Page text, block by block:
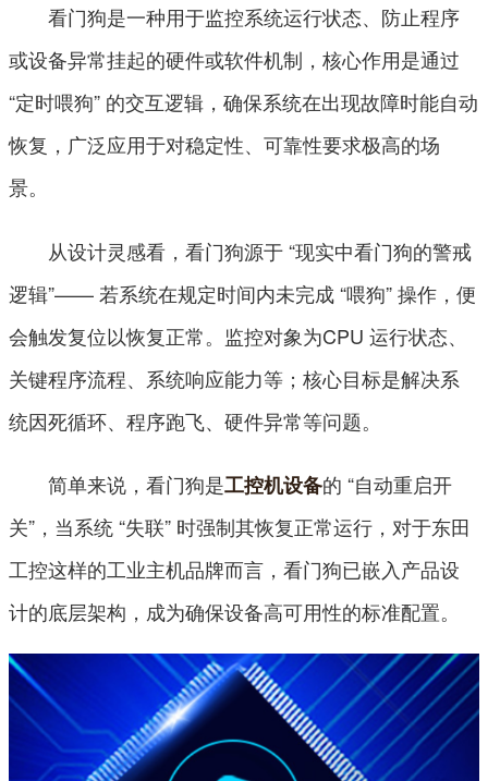
看门狗是一种用于监控系统运行状态、防止程序
或设备异常挂起的硬件或软件机制，核心作用是通过
“定时喂狗” 的交互逻辑，确保系统在出现故障时能自动
恢复，广泛应用于对稳定性、可靠性要求极高的场
景。
从设计灵感看，看门狗源于 “现实中看门狗的警戒
逻辑”—— 若系统在规定时间内未完成 “喂狗” 操作，便
会触发复位以恢复正常。监控对象为CPU 运行状态、
关键程序流程、系统响应能力等；核心目标是解决系
统因死循环、程序跑飞、硬件异常等问题。
简单来说，看门狗是工控机设备的 “自动重启开
关”，当系统 “失联” 时强制其恢复正常运行，对于东田
工控这样的工业主机品牌而言，看门狗已嵌入产品设
计的底层架构，成为确保设备高可用性的标准配置。